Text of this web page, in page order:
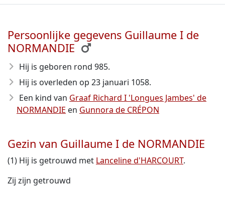
Persoonlijke gegevens Guillaume I de
NORMANDIE
Hij is geboren rond 985.
Hij is overleden op 23 januari 1058.
Een kind van Graaf Richard I 'Longues Jambes' de
NORMANDIE en Gunnora de CRÉPON
Gezin van Guillaume I de NORMANDIE
(1) Hij is getrouwd met Lanceline d'HARCOURT.
Zij zijn getrouwd